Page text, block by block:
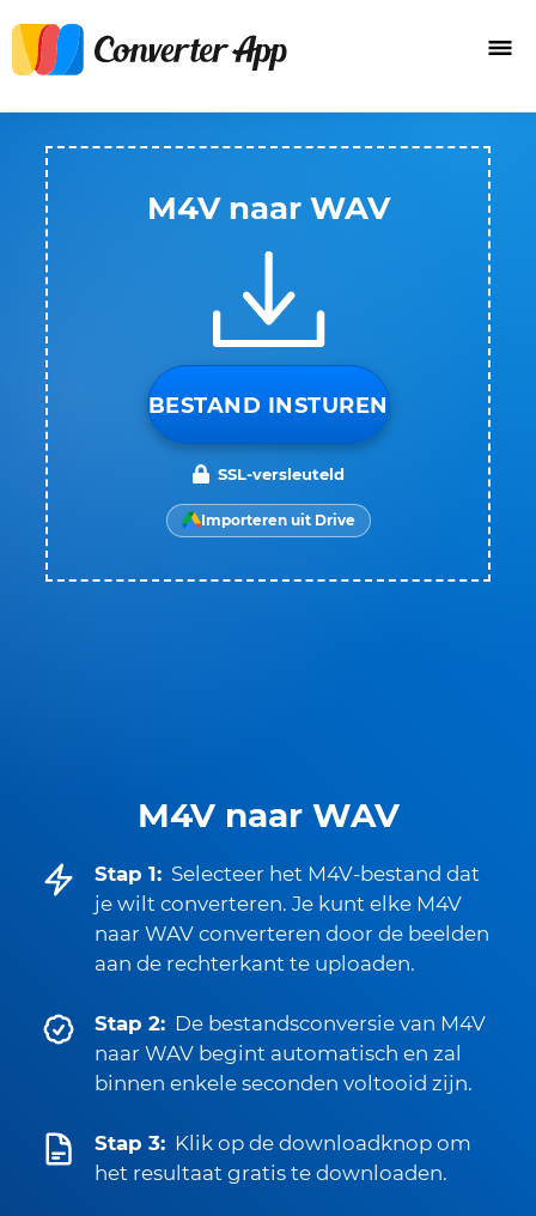
M4V naar WAV
Stap 1: Selecteer het M4V-bestand dat
je wilt converteren. Je kunt elke M4V
naar WAV converteren door de beelden
aan de rechterkant te uploaden.
Stap 2: De bestandsconversie van M4V
naar WAV begint automatisch en zal
binnen enkele seconden voltooid zijn.
Stap 3: Klik op de downloadknop om
het resultaat gratis te downloaden.
M4V naar WAV
BESTAND INSTUREN
SSL-versleuteld
Importeren uit Drive